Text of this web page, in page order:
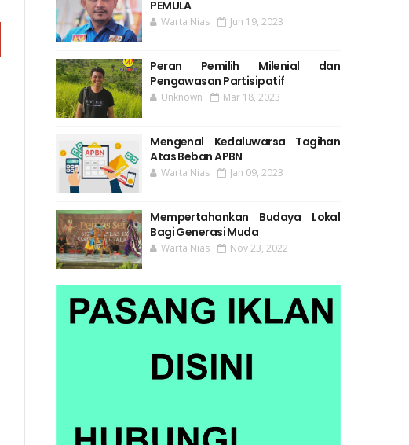
PEMULA
Warta Nias Jun 19, 2023
Peran Pemilih Milenial dan
Pengawasan Partisipatif
Unknown Mar 18, 2023
Mengenal Kedaluwarsa Tagihan
Atas Beban APBN
Warta Nias Jan 09, 2023
Mempertahankan Budaya Lokal
Bagi Generasi Muda
Warta Nias Nov 23, 2022